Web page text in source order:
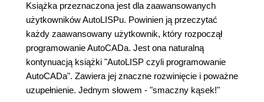
Książka przeznaczona jest dla zaawansowanych
użytkowników AutoLISPu. Powinien ją przeczytać
każdy zaawansowany użytkownik, który rozpoczął
programowanie AutoCADa. Jest ona naturalną
kontynuacją książki "AutoLISP czyli programowanie
AutoCADa". Zawiera jej znaczne rozwinięcie i poważne
uzupełnienie. Jednym słowem - "smaczny kąsek!"